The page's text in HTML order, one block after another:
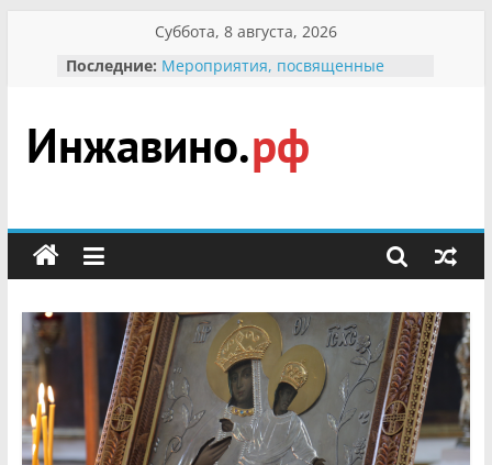
содержимому
Суббота, 8 августа, 2026
Последние: Мероприятия, посвященные
гражданин Инжавинского округа»
участнице Великой
Отечественной, фронтовичке
Безопасность в сети Интернет
мероприятии «Сохраним
первоцветы!»
В вольере Воронинского
заповедника родились крапчатые
суслики
Инжавино.рф
сельский
портал